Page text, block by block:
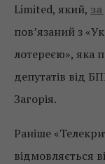
Limited, який,
пов’язаний з
лотереєю», яка
депутатів від
Загорія.
Раніше
відмовляється